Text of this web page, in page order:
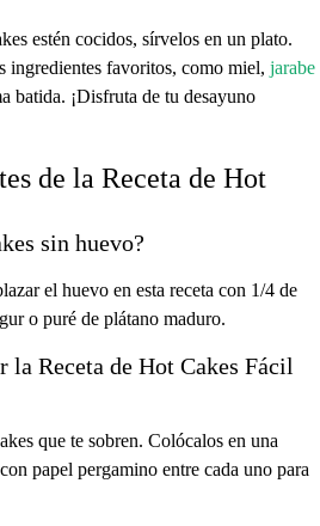
estén cocidos, sírvelos en un plato.
ingredientes favoritos, como miel, jarabe
batida. ¡Disfruta de tu desayuno
de la Receta de Hot
sin huevo?
el huevo en esta receta con 1/4 de
o puré de plátano maduro.
la Receta de Hot Cakes Fácil
que te sobren. Colócalos en una
papel pergamino entre cada uno para